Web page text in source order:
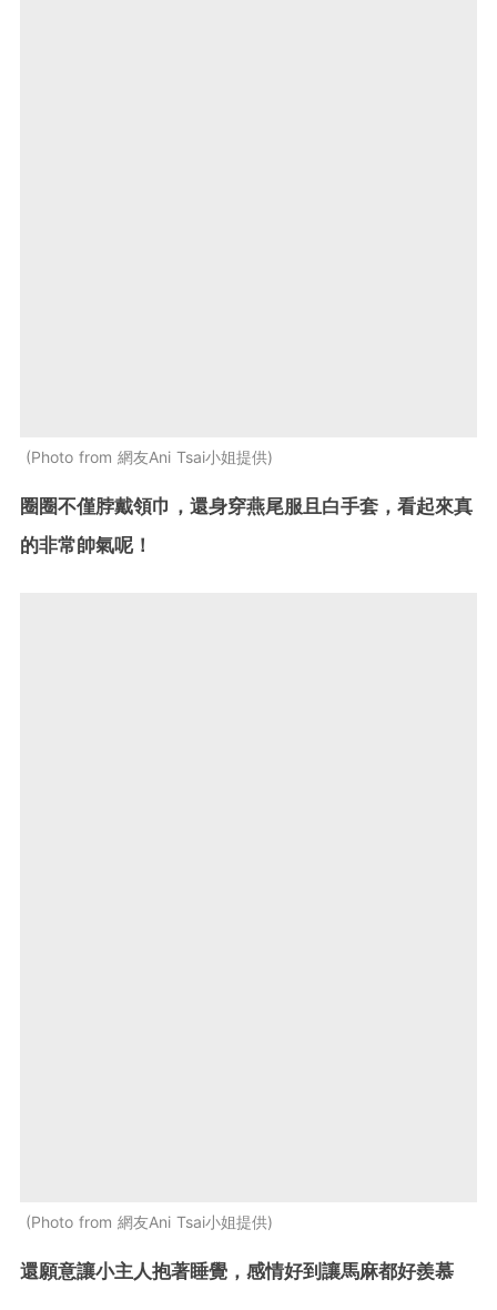
Photo from 網友Ani Tsai小姐提供
圈圈不僅脖戴領巾，還身穿燕尾服且白手套，看起來真
的非常帥氣呢！
Photo from 網友Ani Tsai小姐提供
還願意讓小主人抱著睡覺，感情好到讓馬麻都好羨慕